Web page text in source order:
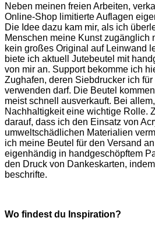
Neben meinen freien Arbeiten,
Online-Shop limitierte Auflagen
Die Idee dazu kam mir, als ich
Menschen meine Kunst zugänglich
kein großes Original auf Leinwand
biete ich aktuell Jutebeutel mit
von mir an. Support bekomme ich
Zughafen, deren Siebdrucker ich
verwenden darf. Die Beutel
meist schnell ausverkauft. Bei
Nachhaltigkeit eine wichtige Rolle.
darauf, dass ich den Einsatz von
umweltschädlichen Materialien
ich meine Beutel für den Versand
eigenhändig in handgeschöpftem
den Druck von Dankeskarten,
beschrifte.
Wo findest du Inspiration?